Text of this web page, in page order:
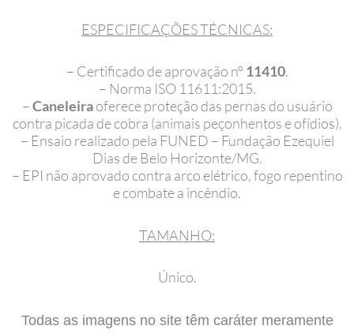
ESPECIFICAÇÕES TÉCNICAS:
– Certificado de aprovação nº 11410.
– Norma ISO 11611:2015.
–Caneleiraoferece proteção das pernas do usuário
contra picada de cobra (animais peçonhentos e ofídios).
– Ensaio realizado pela FUNED – Fundação Ezequiel
Dias de Belo Horizonte/MG.
– EPI não aprovado contra arco elétrico, fogo repentino
e combate a incêndio.
TAMANHO:
Único.
Todas as imagens no site têm caráter meramente